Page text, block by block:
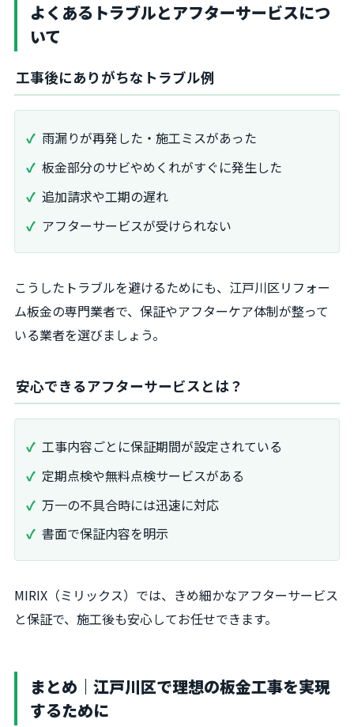
よくあるトラブルとアフターサービスにつ
いて
工事後にありがちなトラブル例
雨漏りが再発した・施工ミスがあった
板金部分のサビやめくれがすぐに発生した
追加請求や工期の遅れ
アフターサービスが受けられない
こうしたトラブルを避けるためにも、江戸川区リフォー
ム板金の専門業者で、保証やアフターケア体制が整って
いる業者を選びましょう。
安心できるアフターサービスとは？
工事内容ごとに保証期間が設定されている
定期点検や無料点検サービスがある
万一の不具合時には迅速に対応
書面で保証内容を明示
MIRIX（ミリックス）では、きめ細かなアフターサービス
と保証で、施工後も安心してお任せできます。
まとめ｜江戸川区で理想の板金工事を実現
するために